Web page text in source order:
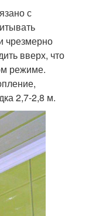
с
чрезмерно
вверх, что
режиме.
2,7-2,8 м.